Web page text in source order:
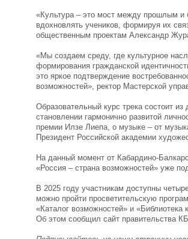
«Культура – это мост между прошлым и
вдохновлять учеников, формируя их
общественным проектам Александр
«Мы создаем среду, где культурное
формирования гражданской
это яркое подтверждение
возможностей», ректор Мастерской
Образовательный курс трека состоит
становлении гармонично развитой
премии Илзе Лиепа, о музыке – от
Президент Российской академии
На данный момент от Кабардино-
«Россия – страна возможностей» уже
В 2025 году участникам доступны
можно пройти просветительскую
«Каталог возможностей» и
Об этом сообщил сайт правительства